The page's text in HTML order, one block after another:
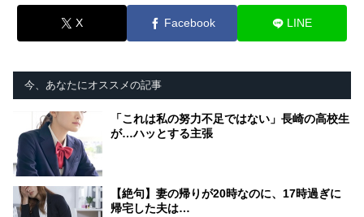
X Facebook LINE
今、あなたにオススメの記事
「これは私の努力不足ではない」長崎の高校生
が…ハッとする主張
【絶句】妻の帰りが20時なのに、17時過ぎに
帰宅した夫は…